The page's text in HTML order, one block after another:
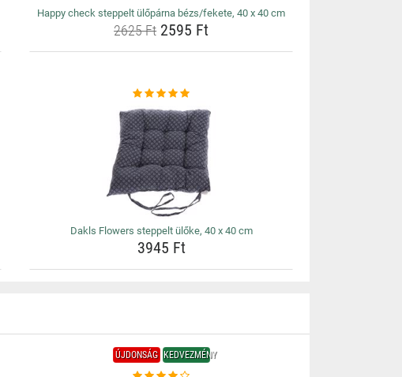
Happy check steppelt ülőpárna bézs/fekete, 40 x 40 cm
2625 Ft 2595 Ft
Dakls Flowers steppelt ülőke, 40 x 40 cm
3945 Ft
ÚJDONSÁG KEDVEZMÉNY